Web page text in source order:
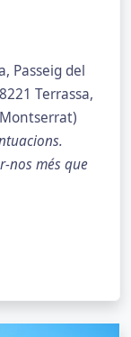
Passeig del
Terrassa,
nos més que